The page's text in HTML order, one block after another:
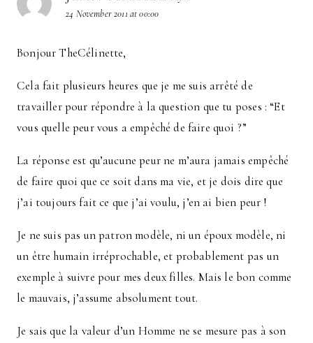
24 November 2011 at 00:00
Bonjour TheCélinette,
Cela fait plusieurs heures que je me suis arrêté de
travailler pour répondre à la question que tu poses : “Et
vous quelle peur vous a empêché de faire quoi ?”
La réponse est qu’aucune peur ne m’aura jamais empêché
de faire quoi que ce soit dans ma vie, et je dois dire que
j’ai toujours fait ce que j’ai voulu, j’en ai bien peur !
Je ne suis pas un patron modèle, ni un époux modèle, ni
un être humain irréprochable, et probablement pas un
exemple à suivre pour mes deux filles. Mais le bon comme
le mauvais, j’assume absolument tout.
Je sais que la valeur d’un Homme ne se mesure pas à son